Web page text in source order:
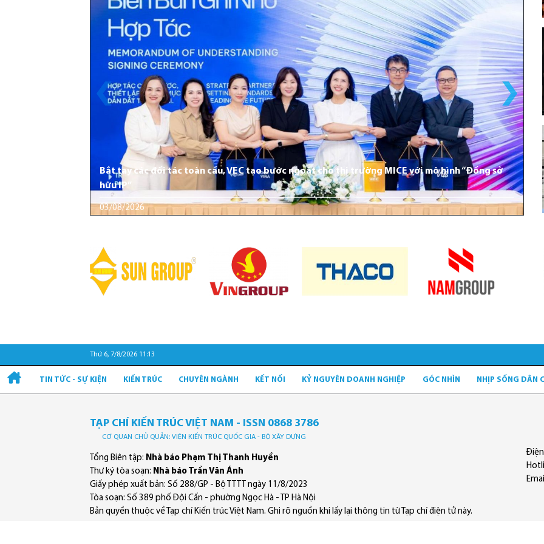
Bắt tay các đối tác toàn cầu, VEC tạo bước ngoặt cho thị trường MICE với mô hình “Đồng sở
hữu IP”
03/08/2026
Thứ 6, 7/8/2026 11:13
TIN TỨC - SỰ KIỆN KIẾN TRÚC CHUYÊN NGÀNH KẾT NỐI KỶ NGUYÊN DOANH NGHIỆP GÓC NHÌN NHỊP SỐNG DÂN
TẠP CHÍ KIẾN TRÚC VIỆT NAM - ISSN 0868 3786
CƠ QUAN CHỦ QUẢN: VIỆN KIẾN TRÚC QUỐC GIA - BỘ XÂY DỰNG
Tổng Biên tập: Nhà báo Phạm Thị Thanh Huyền
Thư ký tòa soạn: Nhà báo Trần Văn Ánh
Giấy phép xuất bản: Số 288/GP - Bộ TTTT ngày 11/8/2023
Tòa soạn: Số 389 phố Đội Cấn - phường Ngọc Hà - TP Hà Nội
Bản quyền thuộc về Tạp chí Kiến trúc Việt Nam. Ghi rõ nguồn khi lấy lại thông tin từ Tạp chí điện tử này.